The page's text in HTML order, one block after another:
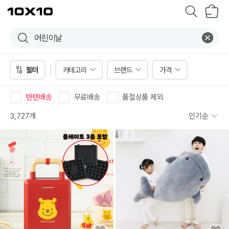
텐
바
필터 카테고리 브랜드 가격
텐텐배송 무료배송 품절상품 제외
3,727개 인기순